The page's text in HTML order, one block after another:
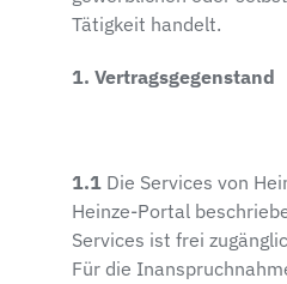
Tätigkeit handelt.
1. Vertragsgegenstand
1.1 Die Services von
Heinze-Portal
Services ist frei
Für die